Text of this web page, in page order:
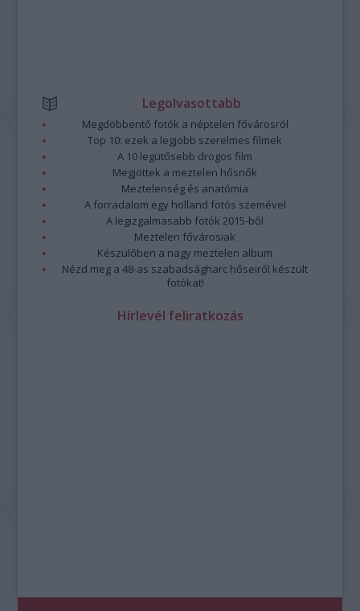
Legolvasottabb
Megdöbbentő fotók a néptelen fővárosról
Top 10: ezek a legjobb szerelmes filmek
A 10 legütősebb drogos film
Megjöttek a meztelen hősnők
Meztelenség és anatómia
A forradalom egy holland fotós szemével
A legizgalmasabb fotók 2015-ből
Meztelen fővárosiak
Készülőben a nagy meztelen album
Nézd meg a 48-as szabadságharc hőseiről készült
fotókat!
Hírlevél feliratkozás